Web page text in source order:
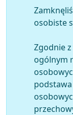
osobiste
Zgodnie
ogólnym